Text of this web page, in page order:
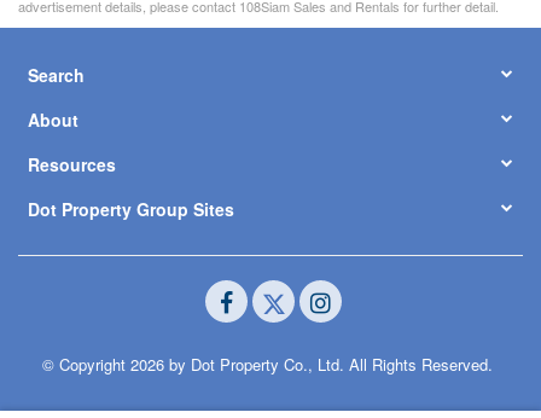
advertisement details, please contact 108Siam Sales and Rentals for further detail.
Search
About
Resources
Dot Property Group Sites
© Copyright 2026 by Dot Property Co., Ltd. All Rights Reserved.